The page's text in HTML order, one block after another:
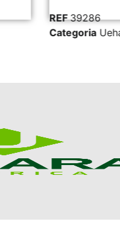
REF39286
Categoria